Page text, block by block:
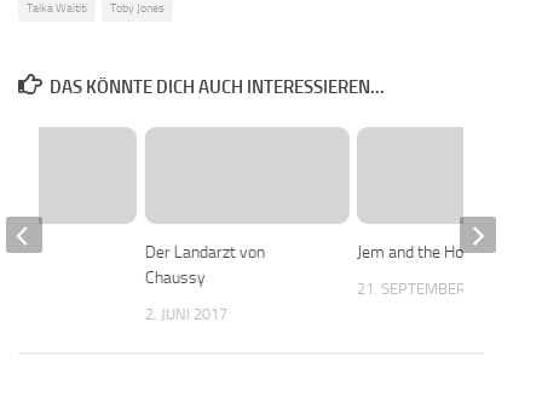
Taika Waititi Toby Jones
DAS KÖNNTE DICH AUCH INTERESSIEREN...
Der Landarzt von
Chaussy
2. JUNI 2017
Jem and the Holograms
21. SEPTEMBER 2017